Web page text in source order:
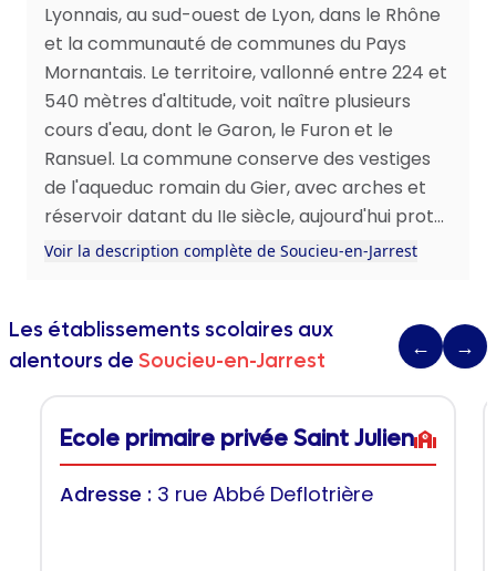
Lyonnais, au sud-ouest de Lyon, dans le Rhône
et la communauté de communes du Pays
Mornantais. Le territoire, vallonné entre 224 et
540 mètres d'altitude, voit naître plusieurs
cours d'eau, dont le Garon, le Furon et le
Ransuel. La commune conserve des vestiges
de l'aqueduc romain du Gier, avec arches et
réservoir datant du IIe siècle, aujourd'hui prot...
Voir la description complète de Soucieu-en-Jarrest
Les établissements scolaires aux
alentours de Soucieu-en-Jarrest
← →
Ecole primaire privée Saint Julien
Adresse : 3 rue Abbé Deflotrière